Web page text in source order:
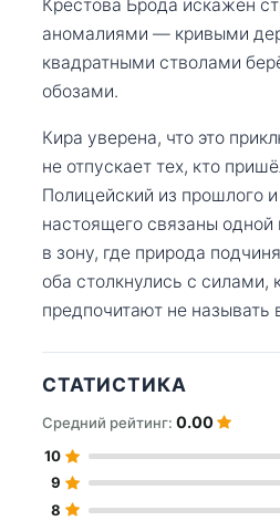
Крестова Брода искажён
аномалиями — кривыми
квадратными стволами
обозами.
Кира уверена, что это
не отпускает тех, кто
Полицейский из прошлого и
настоящего связаны
в зону, где природа
оба столкнулись с силами,
предпочитают не называть
СТАТИСТИКА
Средний рейтинг: 0.00
10
9
8